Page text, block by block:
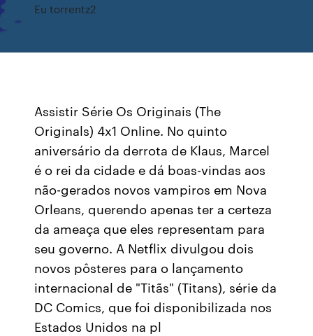
Eu torrentz2
Assistir Série Os Originais (The
Originals) 4x1 Online. No quinto
aniversário da derrota de Klaus, Marcel
é o rei da cidade e dá boas-vindas aos
não-gerados novos vampiros em Nova
Orleans, querendo apenas ter a certeza
da ameaça que eles representam para
seu governo. A Netflix divulgou dois
novos pôsteres para o lançamento
internacional de "Titãs" (Titans), série da
DC Comics, que foi disponibilizada nos
Estados Unidos na pl